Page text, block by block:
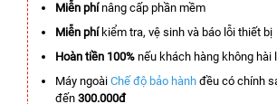
Miễn phínâng cấp phần mềm
Miễn phíkiểm tra, vệ sinh và báo lỗi thiết bị
Hoàn tiền 100% nếu khách hàng không hài
Máy ngoài Chế độ bảo hành đều có chính
đến 300.000đ